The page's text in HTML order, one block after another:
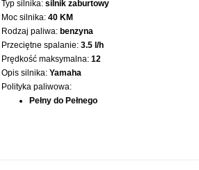
Typ silnika: silnik zaburtowy
Moc silnika: 40 KM
Rodzaj paliwa: benzyna
Przeciętne spalanie: 3.5 l/h
Prędkość maksymalna: 12
Opis silnika: Yamaha
Polityka paliwowa:
Pełny do Pełnego